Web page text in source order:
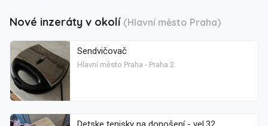
Nové inzeráty v okolí (Hlavní město Praha)
Sendvičovač
Hlavní město Praha - Praha 2